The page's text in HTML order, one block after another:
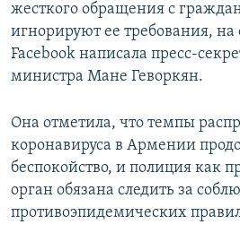
жесткого обращения с
игнорируют ее требования, на
Facebook написала пресс-
министра Мане Геворкян.
Она отметила, что темпы
коронавируса в Армении
беспокойство, и полиция как
орган обязана следить за
противоэпидемических